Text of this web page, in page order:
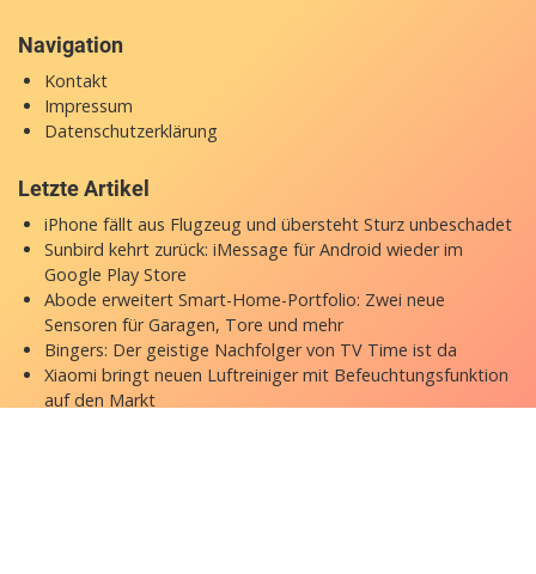
Navigation
Kontakt
Impressum
Datenschutzerklärung
Letzte Artikel
iPhone fällt aus Flugzeug und übersteht Sturz unbeschadet
Sunbird kehrt zurück: iMessage für Android wieder im
Google Play Store
Abode erweitert Smart-Home-Portfolio: Zwei neue
Sensoren für Garagen, Tore und mehr
Bingers: Der geistige Nachfolger von TV Time ist da
Xiaomi bringt neuen Luftreiniger mit Befeuchtungsfunktion
auf den Markt